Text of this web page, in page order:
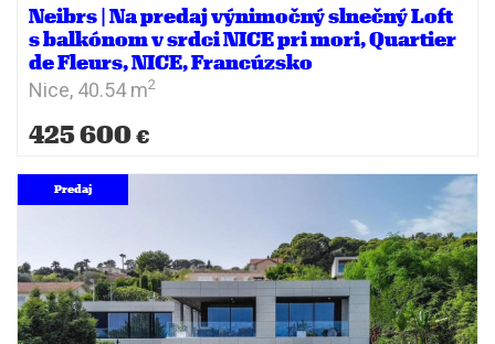
Neibrs | Na predaj výnimočný slnečný Loft
s balkónom v srdci NICE pri mori, Quartier
de Fleurs, NICE, Francúzsko
Nice, 40.54 m2
425 600 €
Predaj